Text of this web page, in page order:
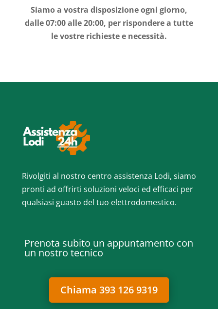
Siamo a vostra disposizione ogni giorno,
dalle 07:00 alle 20:00, per rispondere a tutte
le vostre richieste e necessità.
Rivolgiti al nostro centro assistenza Lodi, siamo
pronti ad offrirti soluzioni veloci ed efficaci per
qualsiasi guasto del tuo elettrodomestico.
Prenota subito un appuntamento con
un nostro tecnico
Chiama 393 126 9319